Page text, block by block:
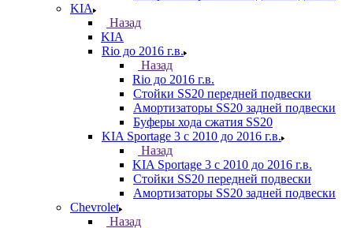
KIA
Назад
KIA
Rio до 2016 г.в.
Назад
Rio до 2016 г.в.
Стойки SS20 передней подвески
Амортизаторы SS20 задней подвески
Буферы хода сжатия SS20
KIA Sportage 3 с 2010 до 2016 г.в.
Назад
KIA Sportage 3 с 2010 до 2016 г.в.
Стойки SS20 передней подвески
Амортизаторы SS20 задней подвески
Chevrolet
Назад